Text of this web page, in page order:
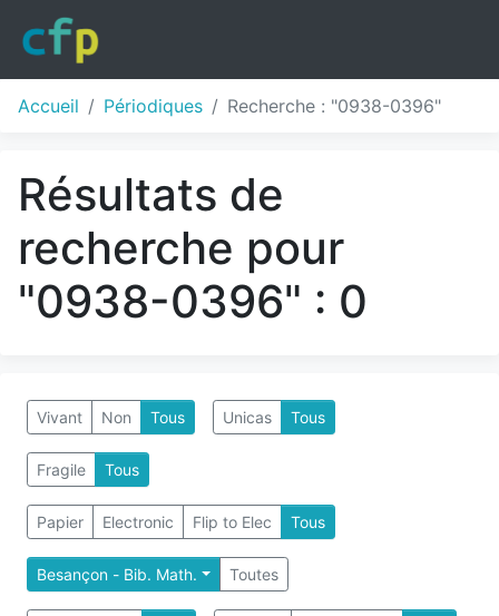
Accueil Périodiques Recherche : "0938-0396"
Résultats de
recherche pour
"0938-0396" : 0
Vivant Non Tous Unicas Tous
Fragile Tous
Papier Electronic Flip to Elec Tous
Besançon - Bib. Math. Toutes